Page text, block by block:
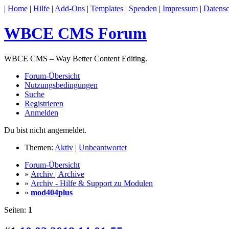
| Home | Hilfe | Add-Ons | Templates | Spenden | Impressum |
WBCE CMS Forum
WBCE CMS – Way Better Content Editing.
Forum-Übersicht
Nutzungsbedingungen
Suche
Registrieren
Anmelden
Du bist nicht angemeldet.
Themen: Aktiv | Unbeantwortet
Forum-Übersicht
» Archiv | Archive
» Archiv - Hilfe & Support zu Modulen
» mod404plus
Seiten: 1